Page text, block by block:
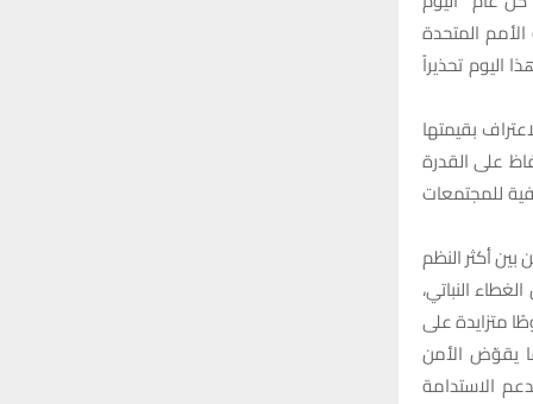
المتحدة
تحذيراً
بقيمتها
على القدرة
للمجتمعات
أكثر النظم
النباتي،
متزايدة على
يقوّض الأمن
الاستدامة